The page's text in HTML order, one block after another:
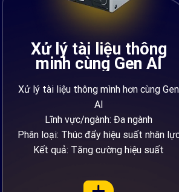
Xử lý tài liệu thông
minh cùng Gen AI
Xử lý tài liệu thông mình hơn cùng Gen
AI
Lĩnh vực/ngành: Đa ngành
Phân loại: Thúc đẩy hiệu suất nhân
Kết quả: Tăng cường hiệu suất